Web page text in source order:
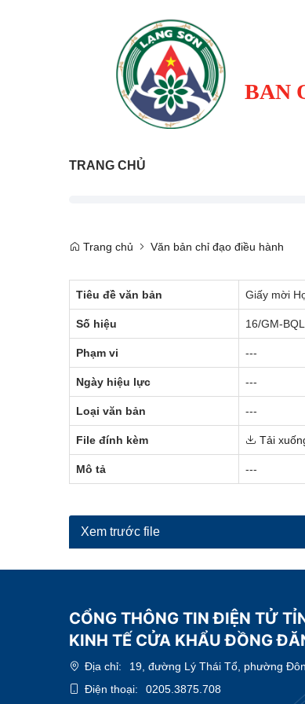
BAN
TRANG CHỦ
Trang chủ Văn bản chỉ đạo điều hành
Tiêu đề văn bản Giấy mời
Số hiệu 16/GM-
Phạm vi ---
Ngày hiệu lực ---
Loại văn bản ---
File đính kèm Tải
Mô tả ---
Xem trước file
CỔNG THÔNG TIN ĐIỆN TỬ
KINH TẾ CỬA KHẨU ĐỒNG
Địa chỉ:
19, đường Lý Thái Tổ, phường
Điện thoại:
0205.3875.708